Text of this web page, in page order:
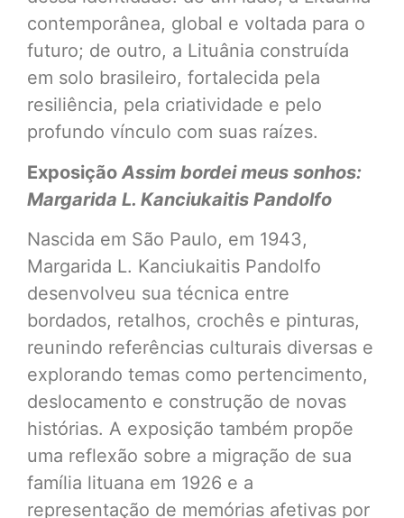
contemporânea, global e voltada para o
futuro; de outro, a Lituânia construída
em solo brasileiro, fortalecida pela
resiliência, pela criatividade e pelo
profundo vínculo com suas raízes.
Exposição Assim bordei meus sonhos:
Margarida L. Kanciukaitis Pandolfo
Nascida em São Paulo, em 1943,
Margarida L. Kanciukaitis Pandolfo
desenvolveu sua técnica entre
bordados, retalhos, crochês e pinturas,
reunindo referências culturais diversas e
explorando temas como pertencimento,
deslocamento e construção de novas
histórias. A exposição também propõe
uma reflexão sobre a migração de sua
família lituana em 1926 e a
representação de memórias afetivas por